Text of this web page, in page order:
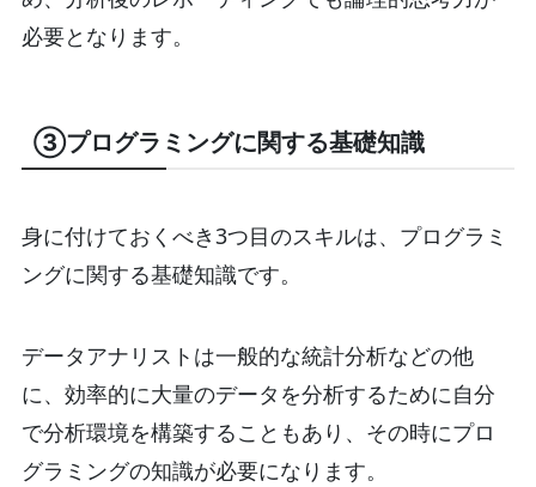
必要となります。
③プログラミングに関する基礎知識
身に付けておくべき3つ目のスキルは、プログラミ
ングに関する基礎知識です。
データアナリストは一般的な統計分析などの他
に、効率的に大量のデータを分析するために自分
で分析環境を構築することもあり、その時にプロ
グラミングの知識が必要になります。